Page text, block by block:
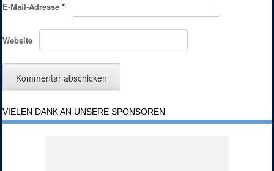
E-Mail-Adresse*
Website
VIELEN DANK AN UNSERE SPONSOREN